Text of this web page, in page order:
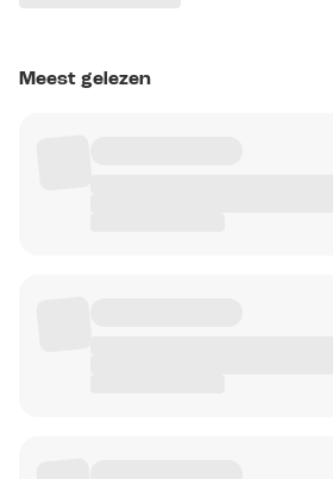
Meest gelezen